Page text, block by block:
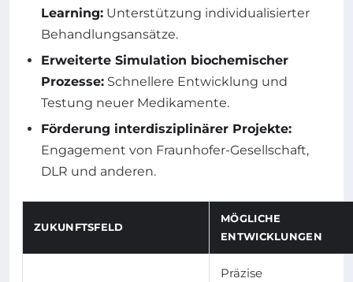
Learning: Unterstützung individualisierter
Behandlungsansätze.
Erweiterte Simulation biochemischer
Prozesse: Schnellere Entwicklung und
Testung neuer Medikamente.
Förderung interdisziplinärer Projekte:
Engagement von Fraunhofer-Gesellschaft,
DLR und anderen.
ZUKUNFTSFELD
MÖGLICHE
ENTWICKLUNGEN
Präzise